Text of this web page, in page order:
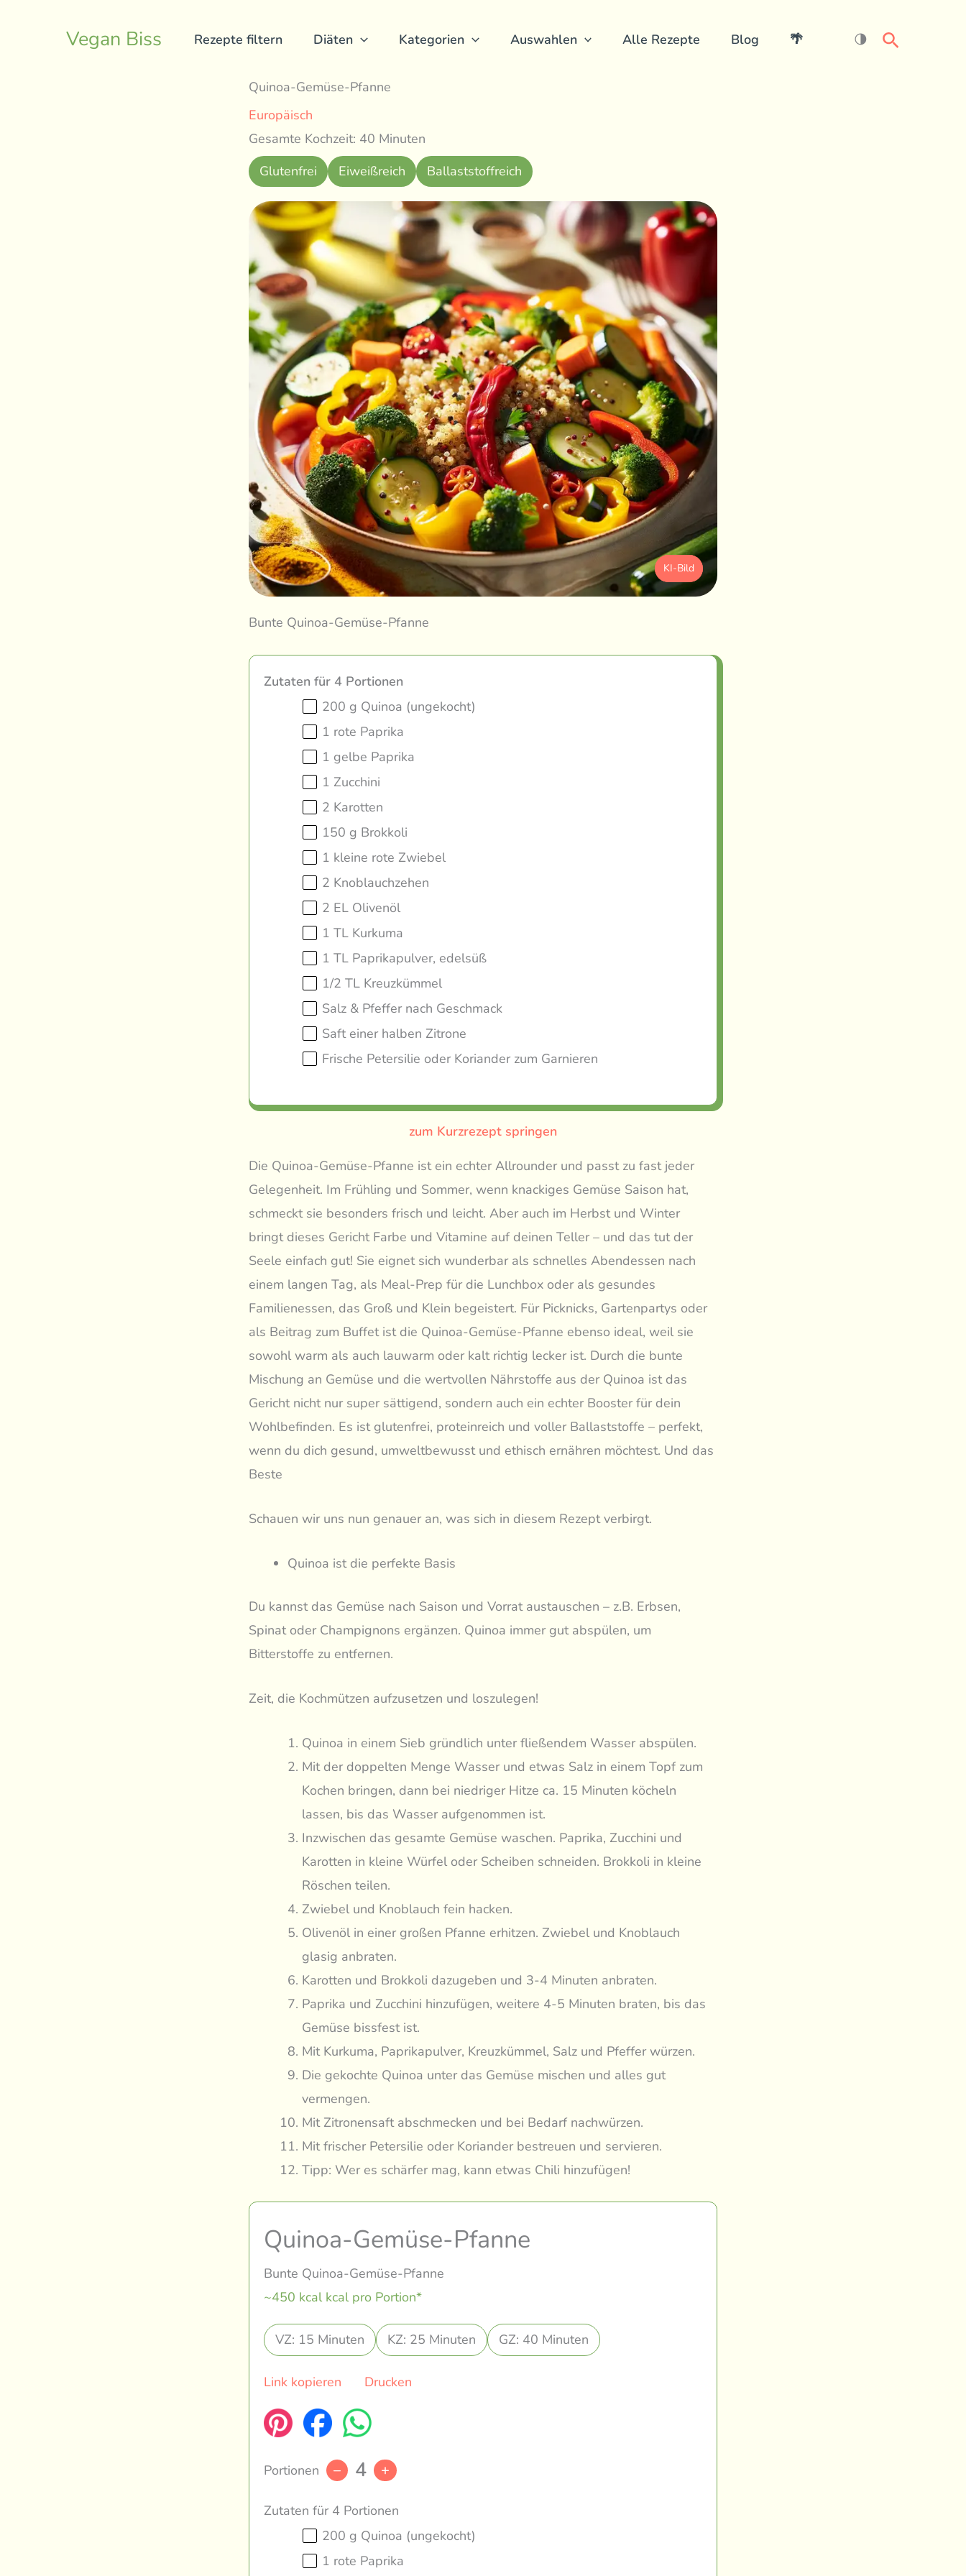
Vegan Biss Rezepte filtern Diäten Kategorien Auswahlen Alle Rezepte Blog 🌴 🌗 Search
Quinoa-Gemüse-Pfanne
Europäisch
Gesamte Kochzeit: 40 Minuten
Glutenfrei
Eiweißreich Ballaststoffreich
KI-Bild
Bunte Quinoa-Gemüse-Pfanne
Zutaten für 4 Portionen
200 g Quinoa (ungekocht)
1 rote Paprika
1 gelbe Paprika
1 Zucchini
2 Karotten
150 g Brokkoli
1 kleine rote Zwiebel
2 Knoblauchzehen
2 EL Olivenöl
1 TL Kurkuma
1 TL Paprikapulver, edelsüß
1/2 TL Kreuzkümmel
Salz & Pfeffer nach Geschmack
Saft einer halben Zitrone
Frische Petersilie oder Koriander zum Garnieren
zum Kurzrezept springen
Die Quinoa-Gemüse-Pfanne ist ein echter Allrounder und passt zu fast jeder
Gelegenheit. Im Frühling und Sommer, wenn knackiges Gemüse Saison hat,
schmeckt sie besonders frisch und leicht. Aber auch im Herbst und Winter
bringt dieses Gericht Farbe und Vitamine auf deinen Teller – und das tut der
Seele einfach gut! Sie eignet sich wunderbar als schnelles Abendessen nach
einem langen Tag, als Meal-Prep für die Lunchbox oder als gesundes
Familienessen, das Groß und Klein begeistert. Für Picknicks, Gartenpartys oder
als Beitrag zum Buffet ist die Quinoa-Gemüse-Pfanne ebenso ideal, weil sie
sowohl warm als auch lauwarm oder kalt richtig lecker ist. Durch die bunte
Mischung an Gemüse und die wertvollen Nährstoffe aus der Quinoa ist das
Gericht nicht nur super sättigend, sondern auch ein echter Booster für dein
Wohlbefinden. Es ist glutenfrei, proteinreich und voller Ballaststoffe – perfekt,
wenn du dich gesund, umweltbewusst und ethisch ernähren möchtest. Und das
Beste
Schauen wir uns nun genauer an, was sich in diesem Rezept verbirgt.
Quinoa ist die perfekte Basis
Du kannst das Gemüse nach Saison und Vorrat austauschen – z.B. Erbsen,
Spinat oder Champignons ergänzen. Quinoa immer gut abspülen, um
Bitterstoffe zu entfernen.
Zeit, die Kochmützen aufzusetzen und loszulegen!
Quinoa in einem Sieb gründlich unter fließendem Wasser abspülen.
Mit der doppelten Menge Wasser und etwas Salz in einem Topf zum
Kochen bringen, dann bei niedriger Hitze ca. 15 Minuten köcheln
lassen, bis das Wasser aufgenommen ist.
Inzwischen das gesamte Gemüse waschen. Paprika, Zucchini und
Karotten in kleine Würfel oder Scheiben schneiden. Brokkoli in kleine
Röschen teilen.
Zwiebel und Knoblauch fein hacken.
Olivenöl in einer großen Pfanne erhitzen. Zwiebel und Knoblauch
glasig anbraten.
Karotten und Brokkoli dazugeben und 3-4 Minuten anbraten.
Paprika und Zucchini hinzufügen, weitere 4-5 Minuten braten, bis das
Gemüse bissfest ist.
Mit Kurkuma, Paprikapulver, Kreuzkümmel, Salz und Pfeffer würzen.
Die gekochte Quinoa unter das Gemüse mischen und alles gut
vermengen.
Mit Zitronensaft abschmecken und bei Bedarf nachwürzen.
Mit frischer Petersilie oder Koriander bestreuen und servieren.
Tipp: Wer es schärfer mag, kann etwas Chili hinzufügen!
Quinoa-Gemüse-Pfanne
Bunte Quinoa-Gemüse-Pfanne
~450 kcal kcal pro Portion*
VZ: 15 Minuten KZ: 25 Minuten GZ: 40 Minuten
Link kopieren Drucken
Portionen – 4 +
Zutaten für 4 Portionen
200 g Quinoa (ungekocht)
1 rote Paprika